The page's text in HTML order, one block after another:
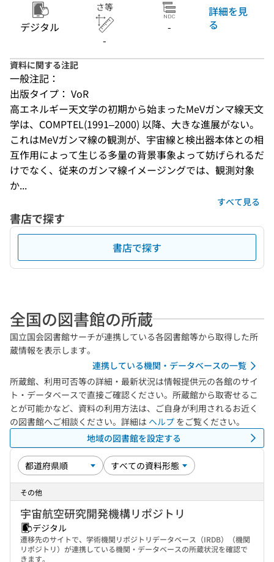
デジタル
さ等
-
-
詳細を見
る
資料に関する注記
一般注記：
出版タイプ： VoR
高エネルギー天文学の初期から始まったMeVガンマ線天文
学は、COMPTEL(1991–2000) 以降、大きな進展がない。
これはMeVガンマ線の観測が、宇宙線と検出器本体との相
互作用によって生じる多量の背景事象よって妨げられるだ
けでなく、従来のガンマ線イメージングでは、観測対象
か...
すべて見る
書店で探す
書店で探す
全国の図書館の所蔵
国立国会図書館サーチが連携している各図書館等から取得した所
蔵情報を表示します。
連携している機関・データベースの一覧
所蔵館、利用可否等の詳細・最新状況は情報提供元の各館のサイ
ト・データベースで直接ご確認ください。所蔵館から取寄せるこ
とが可能かなど、資料の利用方法は、ご自身が利用されるお近く
の図書館へご相談ください。詳細は ヘルプ をご覧ください。
地域の図書館を設定する
その他
宇宙航空研究開発機構リポジトリ
デジタル
遷移先のサイトで、学術機関リポジトリデータベース（IRDB）（機関
リポジトリ）が連携している機関・データベースの所蔵状況を確認で
きます。